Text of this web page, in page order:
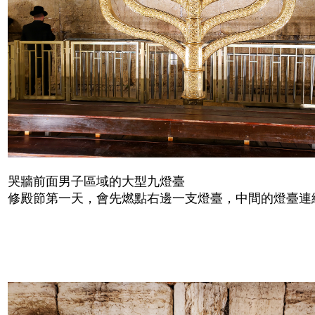
哭牆前面男子區域的大型九燈臺
修殿節第一天，會先燃點右邊一支燈臺，中間的燈臺